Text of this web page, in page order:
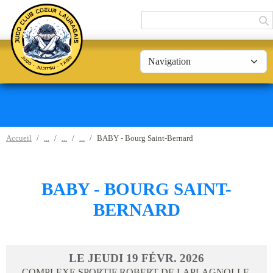
Accueil BABY - Bourg Saint-Bernard
BABY - BOURG SAINT-
BERNARD
LE JEUDI 19 FÉVR. 2026
Panneau de gestion des cookies